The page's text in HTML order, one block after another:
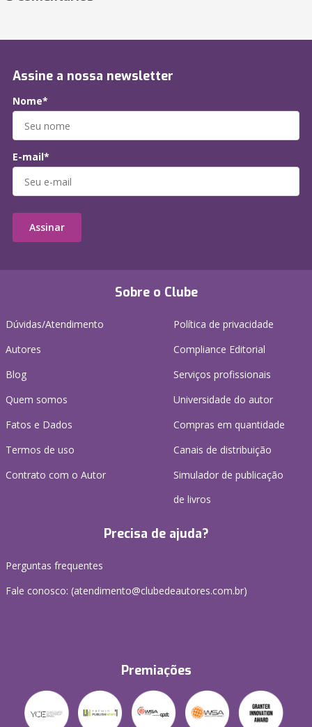
Sobre o Clube
Dúvidas/Atendimento
Autores
Blog
Quem somos
Fatos e Dados
Termos de uso
Contrato com o Autor
Política de privacidade
Compliance Editorial
Serviços profissionais
Universidade do autor
Compras em quantidade
Canais de distribuição
Simulador de publicação
de livros
Precisa de ajuda?
Perguntas frequentes
Fale conosco: (atendimento@clubedeautores.com.br)
Premiações
Assine a nossa newsletter
Nome*
E-mail*
Assinar